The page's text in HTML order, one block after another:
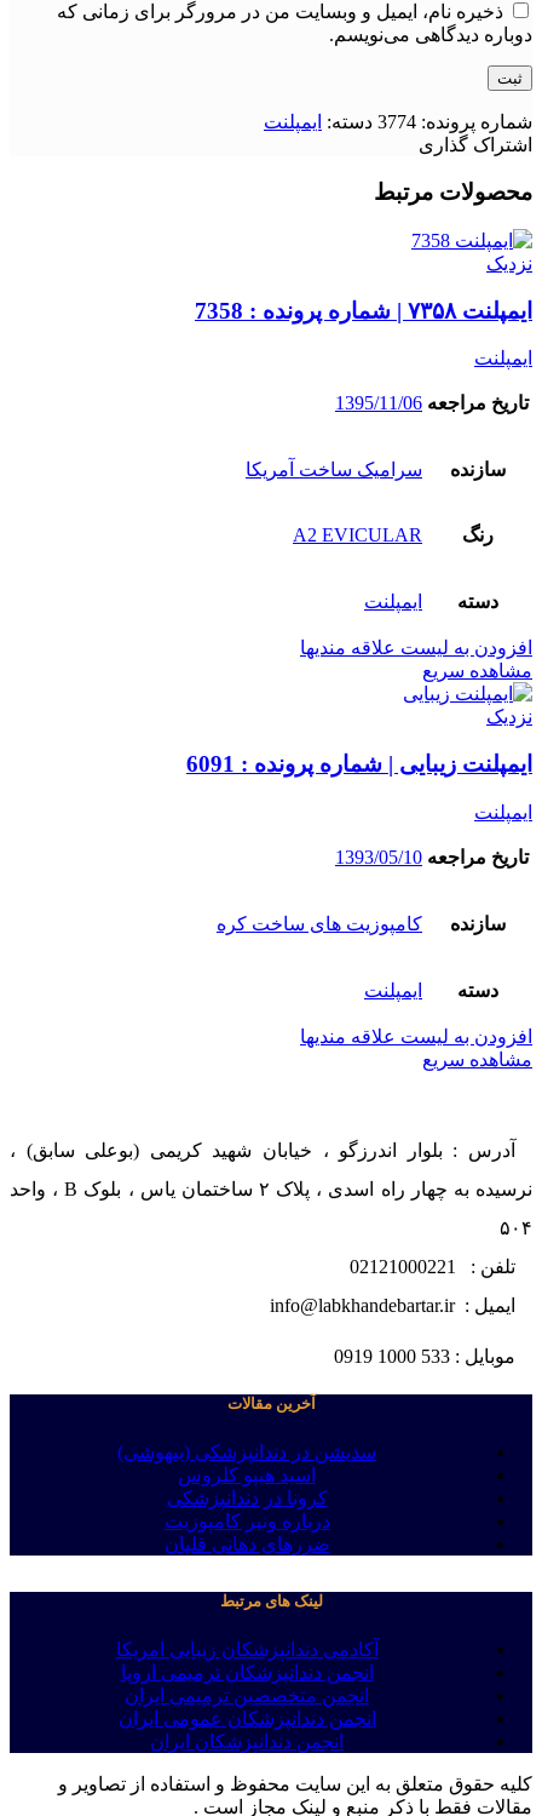
ذخیره نام، ایمیل و وبسایت من در مرورگر برای زمانی که
دوباره دیدگاهی می‌نویسم.
شماره پرونده: 3774 دسته: ایمپلنت
اشتراک گذاری
محصولات مرتبط
نزدیک
ایمپلنت ۷۳۵۸ | شماره پرونده : 7358
ایمپلنت
تاریخ مراجعه 1395/11/06
سازنده سرامیک ساخت آمریکا
رنگ A2 EVICULAR
دسته ایمپلنت
افزودن به لیست علاقه مندیها
مشاهده سریع
نزدیک
ایمپلنت زیبایی | شماره پرونده : 6091
ایمپلنت
تاریخ مراجعه 1393/05/10
سازنده کامپوزیت های ساخت کره
دسته ایمپلنت
افزودن به لیست علاقه مندیها
مشاهده سریع
آدرس : بلوار اندرزگو ، خیابان شهید کریمی (بوعلی سابق) ،
نرسیده به چهار راه اسدی ، پلاک ۲ ساختمان یاس ، بلوک B ، واحد
۵۰۴
تلفن : 02121000221
ایمیل : info@labkhandebartar.ir
موبایل : 533 1000 0919
آخرین مقالات
سدیشن در دندانپزشکی (بیهوشی)
اسید هیپو کلروس
کرونا در دندانپزشکی
درباره ونیر کامپوزیت
ضررهای دهانی قلیان
لینک های مرتبط
آکادمی دندانپزشکان زیبایی امریکا
انجمن دندانپزشکان ترمیمی اروپا
انجمن متخصصین ترمیمی ایران
انجمن دندانپزشکان عمومی ایران
انجمن دندانپزشکان ایران
کلیه حقوق متعلق به این سایت محفوظ و استفاده از تصاویر و
مقالات فقط با ذکر منبع و لینک مجاز است .